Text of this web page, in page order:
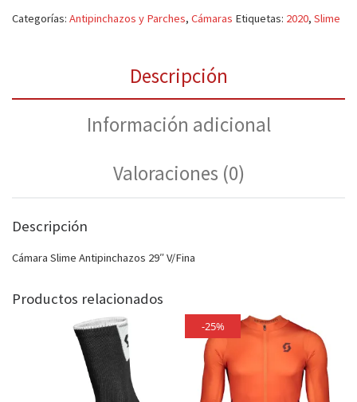
Categorías: Antipinchazos y Parches, Cámaras Etiquetas: 2020, Slime
Descripción
Información adicional
Valoraciones (0)
Descripción
Cámara Slime Antipinchazos 29″ V/Fina
Productos relacionados
-25%